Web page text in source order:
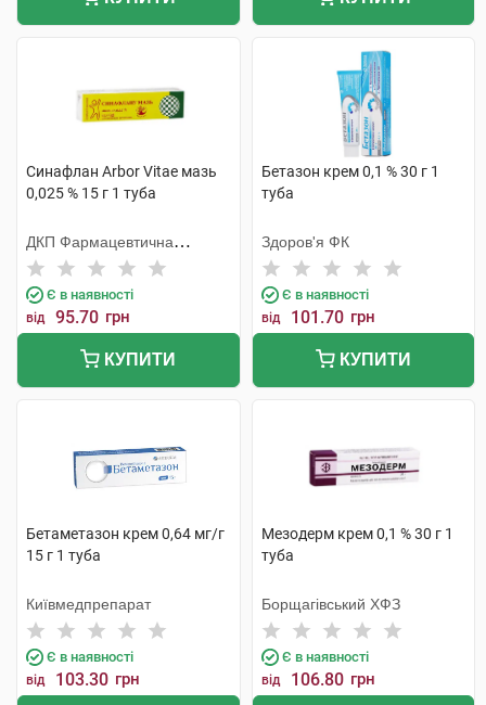
Синафлан Arbor Vitae мазь
0,025 % 15 г 1 туба
ДКП Фармацевтична
фабрика
Є в наявності
від 95.70 грн
КУПИТИ
Бетазон крем 0,1 % 30 г 1
туба
Здоров'я ФК
Є в наявності
від 101.70 грн
КУПИТИ
Бетаметазон крем 0,64 мг/г
15 г 1 туба
Київмедпрепарат
Є в наявності
від 103.30 грн
Мезодерм крем 0,1 % 30 г 1
туба
Борщагівський ХФЗ
Є в наявності
від 106.80 грн